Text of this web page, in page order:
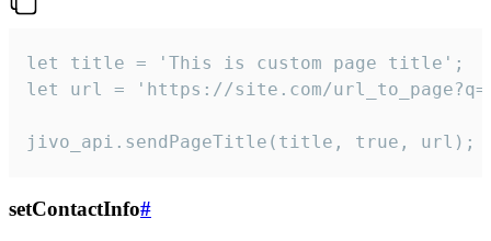
let title = 'This is custom page title';
let url = 'https://site.com/
jivo_api.sendPageTitle(title, true, url);
setContactInfo#